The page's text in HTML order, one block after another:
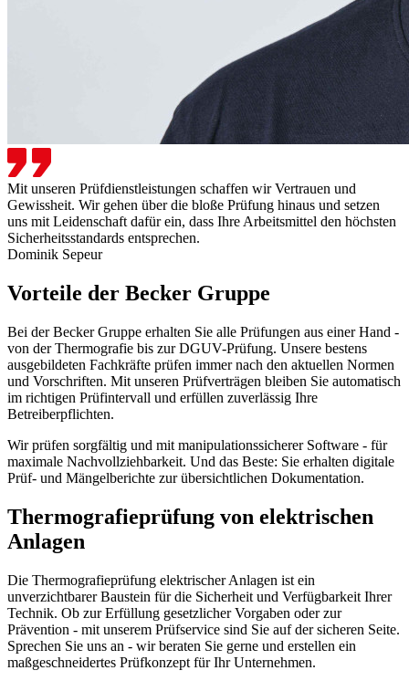
Mit unseren Prüfdienstleistungen schaffen wir Vertrauen und
Gewissheit. Wir gehen über die bloße Prüfung hinaus und setzen
uns mit Leidenschaft dafür ein, dass Ihre Arbeitsmittel den höchsten
Sicherheitsstandards entsprechen.
Dominik Sepeur
Vorteile der Becker Gruppe
Bei der Becker Gruppe erhalten Sie alle Prüfungen aus einer Hand -
von der Thermografie bis zur DGUV-Prüfung. Unsere bestens
ausgebildeten Fachkräfte prüfen immer nach den aktuellen Normen
und Vorschriften. Mit unseren Prüfverträgen bleiben Sie automatisch
im richtigen Prüfintervall und erfüllen zuverlässig Ihre
Betreiberpflichten.
Wir prüfen sorgfältig und mit manipulationssicherer Software - für
maximale Nachvollziehbarkeit. Und das Beste: Sie erhalten digitale
Prüf- und Mängelberichte zur übersichtlichen Dokumentation.
Thermografieprüfung von elektrischen
Anlagen
Die Thermografieprüfung elektrischer Anlagen ist ein
unverzichtbarer Baustein für die Sicherheit und Verfügbarkeit Ihrer
Technik. Ob zur Erfüllung gesetzlicher Vorgaben oder zur
Prävention - mit unserem Prüfservice sind Sie auf der sicheren Seite.
Sprechen Sie uns an - wir beraten Sie gerne und erstellen ein
maßgeschneidertes Prüfkonzept für Ihr Unternehmen.